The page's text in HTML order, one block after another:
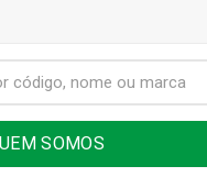
SOMOS